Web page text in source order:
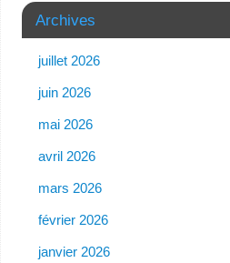
Archives
juillet 2026
juin 2026
mai 2026
avril 2026
mars 2026
février 2026
janvier 2026